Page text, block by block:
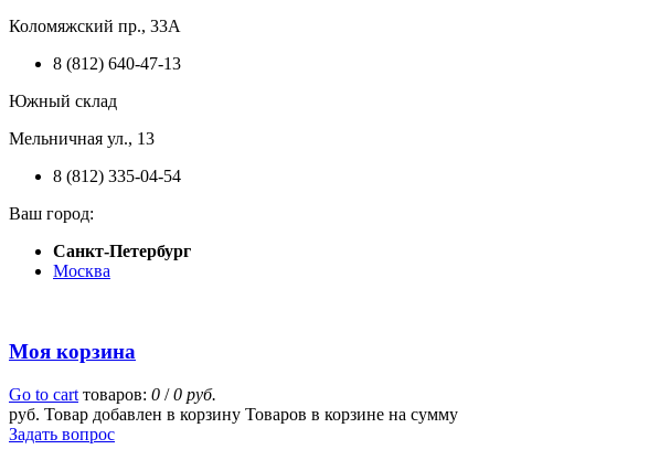
Коломяжский пр., 33А
8 (812) 640-47-13
Южный склад
Мельничная ул., 13
8 (812) 335-04-54
Ваш город:
Санкт-Петербург
Москва
Моя корзина
Go to cart товаров: 0 /0 руб.
руб. Товар добавлен в корзину Товаров в корзине на сумму
Задать вопрос